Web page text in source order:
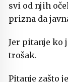
svi od njih
prizna da
Jer pitanje ko
trošak.
Pitanje zašto